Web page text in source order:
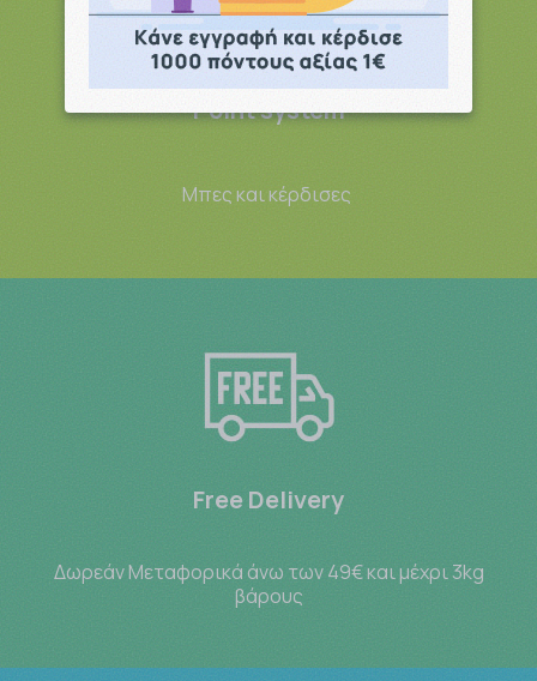
Point system
Μπες και κέρδισες
Free Delivery
Δωρεάν Μεταφορικά άνω των 49€ και μέχρι 3kg
βάρους